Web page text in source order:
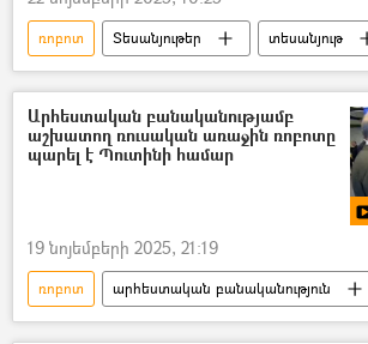
ռոբոտ Տեսանյութեր
տեսանյութ
Իլոն Մասկ
արհեստական
Արհեստական բանականությամբ
աշխատող ռուսական առաջին ռոբոտը
պարել է Պուտինի համար
19 նոյեմբերի 2025, 21:19
ռոբոտ
արհեստական բանականություն
Վլադիմիր Պուտին
Պար